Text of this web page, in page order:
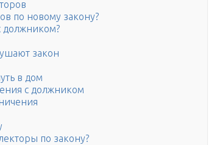
по новому закону?
должником?
закон
в дом
с должником
по закону?